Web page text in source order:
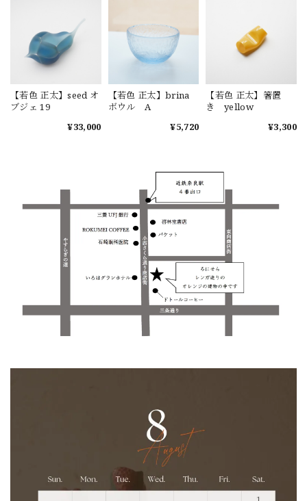
【若色 正太】seed オ
ブジェ 19
¥33,000
【若色 正太】brina
ボウル A
¥5,720
【若色 正太】箸置
き yellow
¥3,300